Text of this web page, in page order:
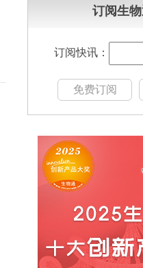
订阅生
订阅快讯：
免费订阅